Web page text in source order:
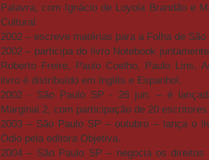
Palavra, com Ignácio de Loyola Brandão e
Cultural
2002 – escreve matérias para a Folha de São
2002 – participa do livro Notebook
Roberto Freire, Paulo Coelho, Paulo Lins,
livro é distribuído em Inglês e Espanhol.
2002 - São Paulo SP - 26 jun. – é
Marginal 2, com participação de 20
2003 – São Paulo SP – outubro – lança o
Ódio pela editora Objetiva.
2004 – São Paulo SP – negocia os